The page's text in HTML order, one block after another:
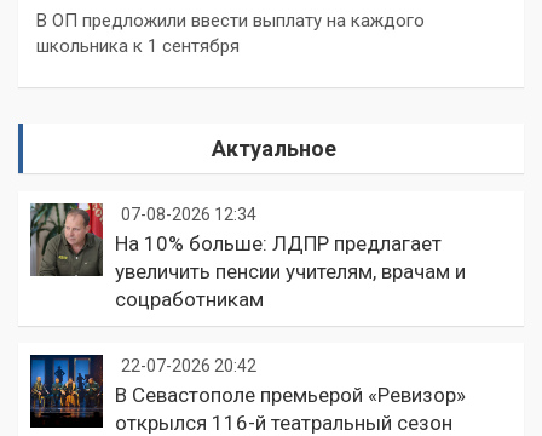
В ОП предложили ввести выплату на каждого
школьника к 1 сентября
Актуальное
07-08-2026 12:34
На 10% больше: ЛДПР предлагает
увеличить пенсии учителям, врачам и
соцработникам
22-07-2026 20:42
В Севастополе премьерой «Ревизор»
открылся 116-й театральный сезон